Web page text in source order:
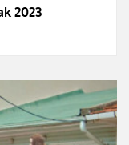
2023